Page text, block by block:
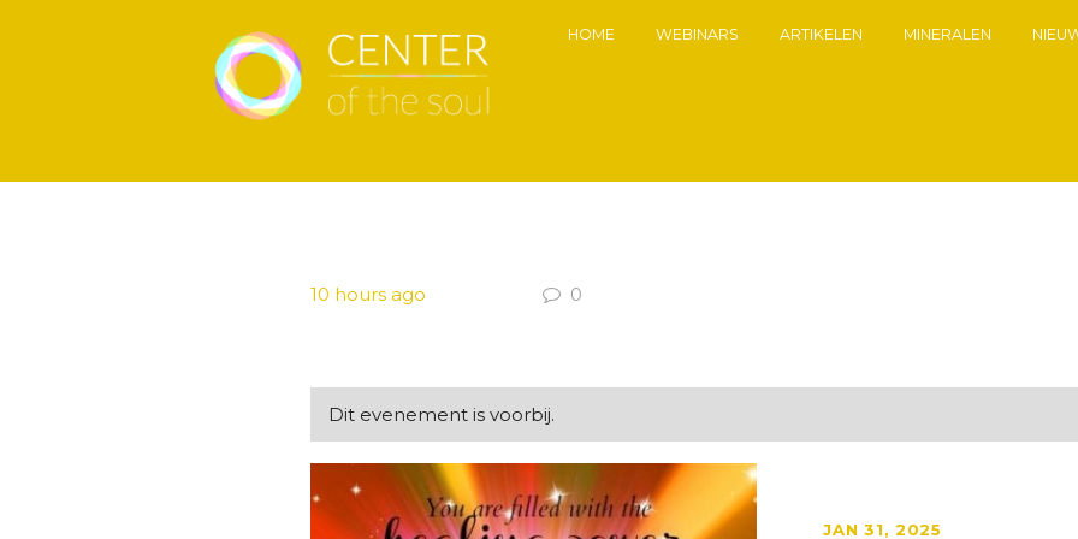
HOME WEBINARS ARTIKELEN MINERALEN
10 hours ago 0
Dit evenement is voorbij.
JAN 31, 2025